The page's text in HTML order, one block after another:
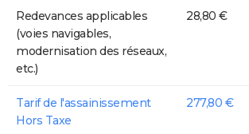
Redevances applicables
(voies navigables,
modernisation des réseaux,
etc.)
28,80 €
Tarif de l'assainissement
Hors Taxe
277,80 €